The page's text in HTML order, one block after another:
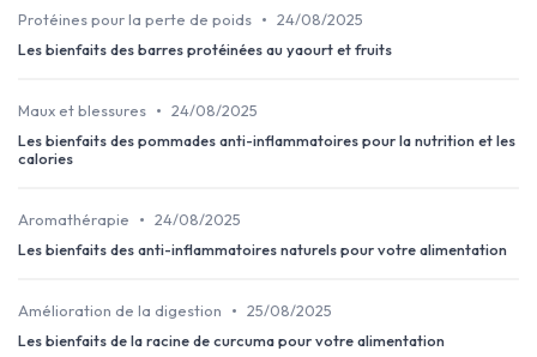
Protéines pour la perte de poids • 24/08/2025
Les bienfaits des barres protéinées au yaourt et fruits
Maux et blessures • 24/08/2025
Les bienfaits des pommades anti-inflammatoires pour la nutrition et les
calories
Aromathérapie • 24/08/2025
Les bienfaits des anti-inflammatoires naturels pour votre alimentation
Amélioration de la digestion • 25/08/2025
Les bienfaits de la racine de curcuma pour votre alimentation